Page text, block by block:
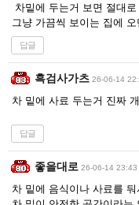
차밑에 두는거 보면 절대
그냥 가끔씩 보이는 집에
답글
흑검사가츠 26-06-14
차 밑에 사료 두는거 진짜
답글
좋을대로 26-06-14 23:43
차 밑에 음식이나 사료를 둬